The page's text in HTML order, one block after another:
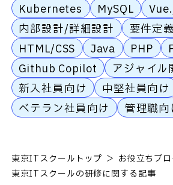
Kubernetes
MySQL
内部設計/詳細設計
要件定義
HTML/CSS
Java PHP
Github Copilot
アジャイル
新入社員向け
中堅社員向け
ベテラン社員向け
管理職向
東京ITスクールトップ
お役立ちブ
東京ITスクールの研修に関する記事